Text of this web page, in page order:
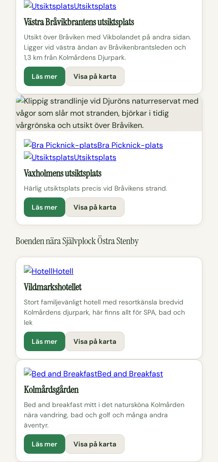
Utsiktsplats
Västra Bråvikbrantens utsiktsplats
Utsikt över Bråviken med Vikbolandet på andra sidan.
Ligger vid västra ändan av Bråvikenbrantsleden och
1,3 km från Kolmårdens Djurpark.
Läs mer Visa på karta
Bra Picknick-plats
Utsiktsplats
Vaxholmens utsiktsplats
Härlig utsiktsplats precis vid Bråvikens strand.
Läs mer Visa på karta
Boenden nära Självplock Östra Stenby
Hotell
Vildmarkshotellet
Stort familjevänligt hotell med resortkänsla bredvid
Kolmårdens djurpark, här finns allt för SPA, bad och
lek
Läs mer Visa på karta
Bed and Breakfast
Kolmårdsgården
Bed and breakfast mitt i det natursköna Kolmården
nära vandring, bad och golf och många andra
äventyr.
Läs mer Visa på karta